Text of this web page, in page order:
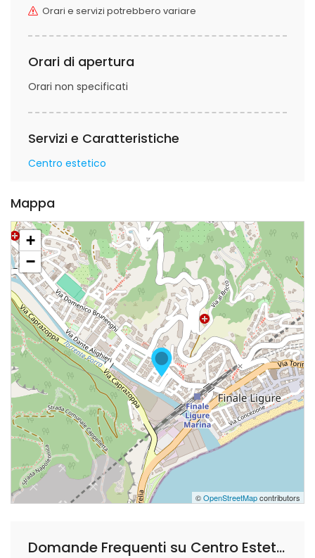
Orari e servizi potrebbero variare
Orari di apertura
Orari non specificati
Servizi e Caratteristiche
Centro estetico
Mappa
+
−
©OpenStreetMapcontributors
Domande Frequenti su Centro Estetico e di Epilazione Laser Riflessi di Benessere